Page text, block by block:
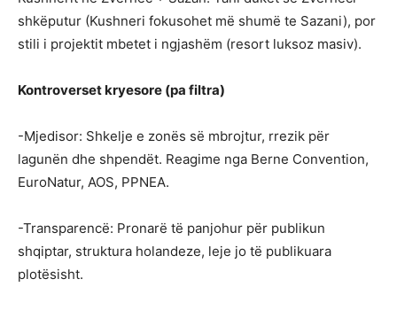
shkëputur (Kushneri fokusohet më shumë te Sazani), por
stili i projektit mbetet i ngjashëm (resort luksoz masiv).
Kontroverset kryesore (pa filtra)
-Mjedisor: Shkelje e zonës së mbrojtur, rrezik për
lagunën dhe shpendët. Reagime nga Berne Convention,
EuroNatur, AOS, PPNEA.
-Transparencë: Pronarë të panjohur për publikun
shqiptar, struktura holandeze, leje jo të publikuara
plotësisht.